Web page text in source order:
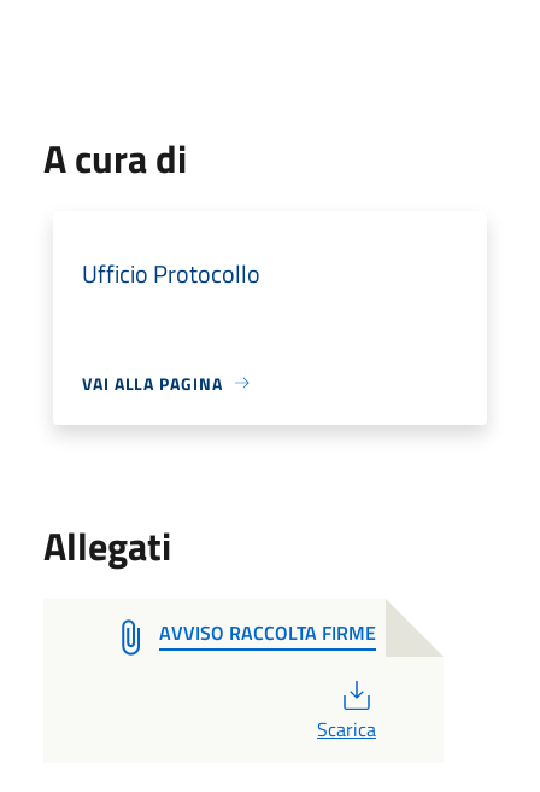
A cura di
Ufficio Protocollo
VAI ALLA PAGINA
Allegati
AVVISO RACCOLTA FIRME
Scarica